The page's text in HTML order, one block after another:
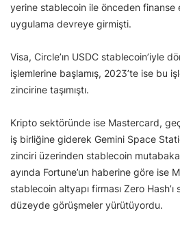
yerine stablecoin ile önceden
uygulama devreye girmişti.
Visa, Circle’ın USDC stablecoin’iyle
işlemlerine başlamış, 2023’te ise bu
zincirine taşımıştı.
Kripto sektöründe ise Mastercard,
iş birliğine giderek Gemini Space
zinciri üzerinden stablecoin
ayında Fortune’un haberine göre ise
stablecoin altyapı firması Zero Hash’ı
düzeyde görüşmeler yürütüyordu.